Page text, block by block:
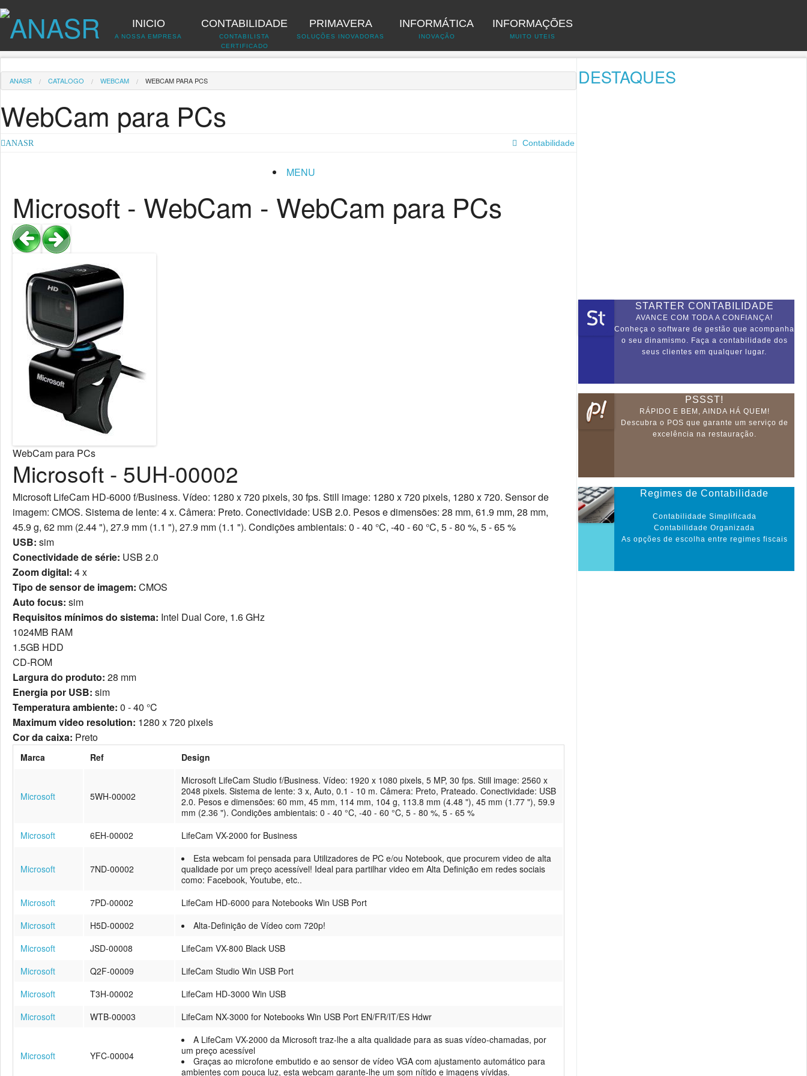
INICIO
A NOSSA EMPRESA
CONTABILIDADE
CONTABILISTA
CERTIFICADO
PRIMAVERA
SOLUÇÕES INOVADORAS
INFORMÁTICA
INOVAÇÃO
INFORMAÇÕES
MUITO UTEIS
ANASR CATALOGO WEBCAM WEBCAM PARA PCS
WebCam para PCs
Contabilidade
ANASR
MENU
Microsoft - WebCam - WebCam para PCs
WebCam para PCs
Microsoft - 5UH-00002
Microsoft LifeCam HD-6000 f/Business. Vídeo: 1280 x 720 pixels, 30 fps. Still image: 1280 x 720 pixels, 1280 x 720. Sensor de
imagem: CMOS. Sistema de lente: 4 x. Câmera: Preto. Conectividade: USB 2.0. Pesos e dimensões: 28 mm, 61.9 mm, 28 mm,
45.9 g, 62 mm (2.44 "), 27.9 mm (1.1 "), 27.9 mm (1.1 "). Condições ambientais: 0 - 40 °C, -40 - 60 °C, 5 - 80 %, 5 - 65 %
USB: sim
Conectividade de série: USB 2.0
Zoom digital: 4 x
Tipo de sensor de imagem: CMOS
Auto focus: sim
Requisitos mínimos do sistema: Intel Dual Core, 1.6 GHz
1024MB RAM
1.5GB HDD
CD-ROM
Largura do produto: 28 mm
Energia por USB: sim
Temperatura ambiente: 0 - 40 °C
Maximum video resolution: 1280 x 720 pixels
Cor da caixa: Preto
Marca Ref Design
Microsoft 5WH-00002
Microsoft LifeCam Studio f/Business. Vídeo: 1920 x 1080 pixels, 5 MP, 30 fps. Still image: 2560 x
2048 pixels. Sistema de lente: 3 x, Auto, 0.1 - 10 m. Câmera: Preto, Prateado. Conectividade: USB
2.0. Pesos e dimensões: 60 mm, 45 mm, 114 mm, 104 g, 113.8 mm (4.48 "), 45 mm (1.77 "), 59.9
mm (2.36 "). Condições ambientais: 0 - 40 °C, -40 - 60 °C, 5 - 80 %, 5 - 65 %
Microsoft
6EH-00002 LifeCam VX-2000 for Business
Microsoft 7ND-00002
Esta webcam foi pensada para Utilizadores de PC e/ou Notebook, que procurem video de alta
qualidade por um preço acessível! Ideal para partilhar video em Alta Definição em redes sociais
como: Facebook, Youtube, etc..
Microsoft
7PD-00002
LifeCam HD-6000 para Notebooks Win USB Port
Microsoft
H5D-00002
Alta-Definição de Vídeo com 720p!
Microsoft
JSD-00008
LifeCam VX-800 Black USB
Microsoft
Q2F-00009
LifeCam Studio Win USB Port
Microsoft
T3H-00002
LifeCam HD-3000 Win USB
Microsoft
WTB-00003 LifeCam NX-3000 for Notebooks Win USB Port EN/FR/IT/ES Hdwr
Microsoft YFC-00004
A LifeCam VX-2000 da Microsoft traz-lhe a alta qualidade para as suas vídeo-chamadas, por
um preço acessível
Graças ao microfone embutido e ao sensor de vídeo VGA com ajustamento automático para
ambientes com pouca luz, esta webcam garante-lhe um som nítido e imagens vívidas.
DESTAQUES
STARTER CONTABILIDADE
AVANCE COM TODA A CONFIANÇA!
Conheça o software de gestão que acompanha
o seu dinamismo. Faça a contabilidade dos
seus clientes em qualquer lugar.
PSSST!
RÁPIDO E BEM, AINDA HÁ QUEM!
Descubra o POS que garante um serviço de
excelência na restauração.
Regimes de Contabilidade
Contabilidade Simplificada
Contabilidade Organizada
As opções de escolha entre regimes fiscais